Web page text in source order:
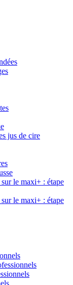
jus de cire
le maxi+ : étape
le maxi+ : étape